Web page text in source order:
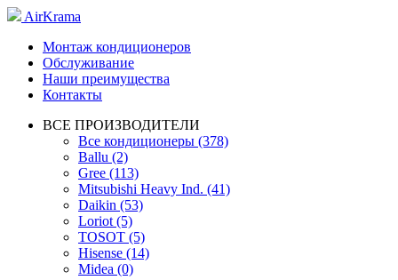
AirKrama
Монтаж кондиционеров
Обслуживание
Наши преимущества
Контакты
ВСЕ ПРОИЗВОДИТЕЛИ
Все кондиционеры (378)
Ballu (2)
Gree (113)
Mitsubishi Heavy Ind. (41)
Daikin (53)
Loriot (5)
TOSOT (5)
Hisense (14)
Midea (0)